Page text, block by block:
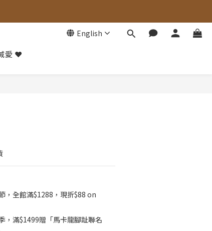
English
愛 ❤️
，全館滿$1288，現折$88 on
，滿$1499贈「馬卡龍腳趾聯名